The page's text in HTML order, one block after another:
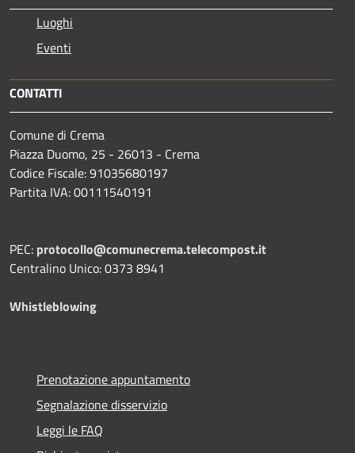
Luoghi
Eventi
CONTATTI
Comune di Crema
Piazza Duomo, 25 - 26013 - Crema
Codice Fiscale: 91035680197
Partita IVA: 00111540191
PEC: protocollo@comunecrema.telecompost.it
Centralino Unico: 0373 8941
Whistleblowing
Prenotazione appuntamento
Segnalazione disservizio
Leggi le FAQ